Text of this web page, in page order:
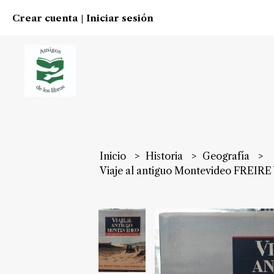
Crear cuenta Iniciar sesión
Inicio Historia
Geografía
Viaje al antiguo Montevideo FREIRE